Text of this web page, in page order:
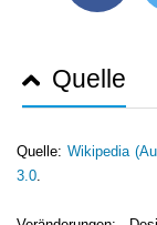
Quelle
Quelle: Wikipedia (
3.0.